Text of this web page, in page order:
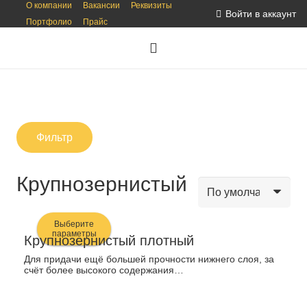
О компании Вакансии
Реквизиты
Портфолио
Прайс
Войти в аккаунт
Фильтр
Крупнозерниcтый
Выберите
параметры
товар
Крупнозернистый плотный
Для придачи ещё большей прочности нижнего слоя, за
счёт более высокого содержания…